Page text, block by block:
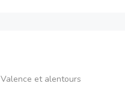
et alentours